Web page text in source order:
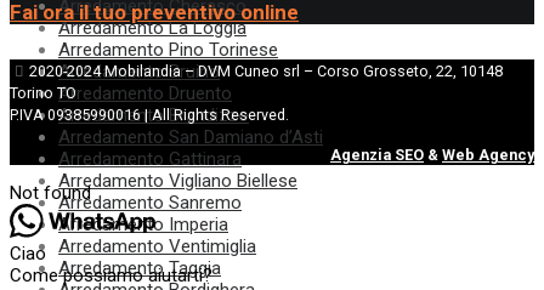
Arredamento Cherasco
Arredamento La Loggia
Arredamento Pino Torinese
Arredamento Bruino
Arredamento Druento
Arredamento Brandizzo
Arredamento San Damiano d’Asti
Arredamento Gattinara
Arredamento Vigliano Biellese
Arredamento Sanremo
Arredamento Imperia
Arredamento Ventimiglia
Arredamento Taggia
Fai ora il tuo preventivo online
2020-2024 Mobilandia – DVM Cuneo srl – Corso Grosseto, 22, 10148
Torino TO
P.IVA 09385990016 | All Rights Reserved.
Agenzia SEO & Web Agency
Not found
Ciao
Come possiamo aiutarti?